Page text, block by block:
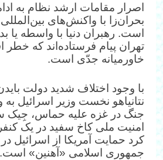
اصرار مقامات ارشد نظام به
بحران‌زا با واکنش‌های
است. رهبران دنیا با واسطه یا
تهران پیام فرستاده‌اند که خطر
خاورمیانه جدّی است.
با وجود اختلاف شدید دولت بایدن
نتانیاهو نخست وزیر اسرائیل به
جنگ در غزه علیه حماس، جِیک
امنیت ملی کاخ سفید در یک
کرد حمایت آمریکا از اسرائیل در
جمهوری اسلامی «آهنین» است.